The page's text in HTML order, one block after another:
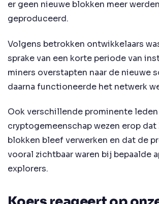
er geen nieuwe blokken meer werden
geproduceerd.
Volgens betrokken ontwikkelaars
sprake van een korte periode van
miners overstapten naar de nieuwe
daarna functioneerde het netwerk
Ook verschillende prominente
cryptogemeenschap wezen erop
blokken bleef verwerken en dat de
vooral zichtbaar waren bij bepaalde
explorers.